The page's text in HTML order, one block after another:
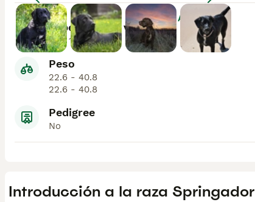
Agrandar
Esperanza de vida
10 - 14
Peso
22.6 - 40.8
22.6 - 40.8
Pedigree
No
Introducción a la raza Springador